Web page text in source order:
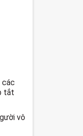
các
tắt
vô